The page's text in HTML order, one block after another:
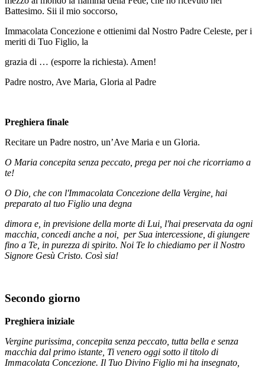
Battesimo. Sii il mio soccorso,
Immacolata Concezione e ottienimi dal Nostro Padre Celeste, per i
meriti di Tuo Figlio, la
grazia di … (esporre la richiesta). Amen!
Padre nostro, Ave Maria, Gloria al Padre
Preghiera finale
Recitare un Padre nostro, un’Ave Maria e un Gloria.
O Maria concepita senza peccato, prega per noi che ricorriamo a
te!
O Dio, che con l'Immacolata Concezione della Vergine, hai
preparato al tuo Figlio una degna
dimora e, in previsione della morte di Lui, l'hai preservata da ogni
macchia, concedi anche a noi, per Sua intercessione, di giungere
fino a Te, in purezza di spirito. Noi Te lo chiediamo per il Nostro
Signore Gesù Cristo. Così sia!
Secondo giorno
Preghiera iniziale
Vergine purissima, concepita senza peccato, tutta bella e senza
macchia dal primo istante, Ti venero oggi sotto il titolo di
Immacolata Concezione. Il Tuo Divino Figlio mi ha insegnato,